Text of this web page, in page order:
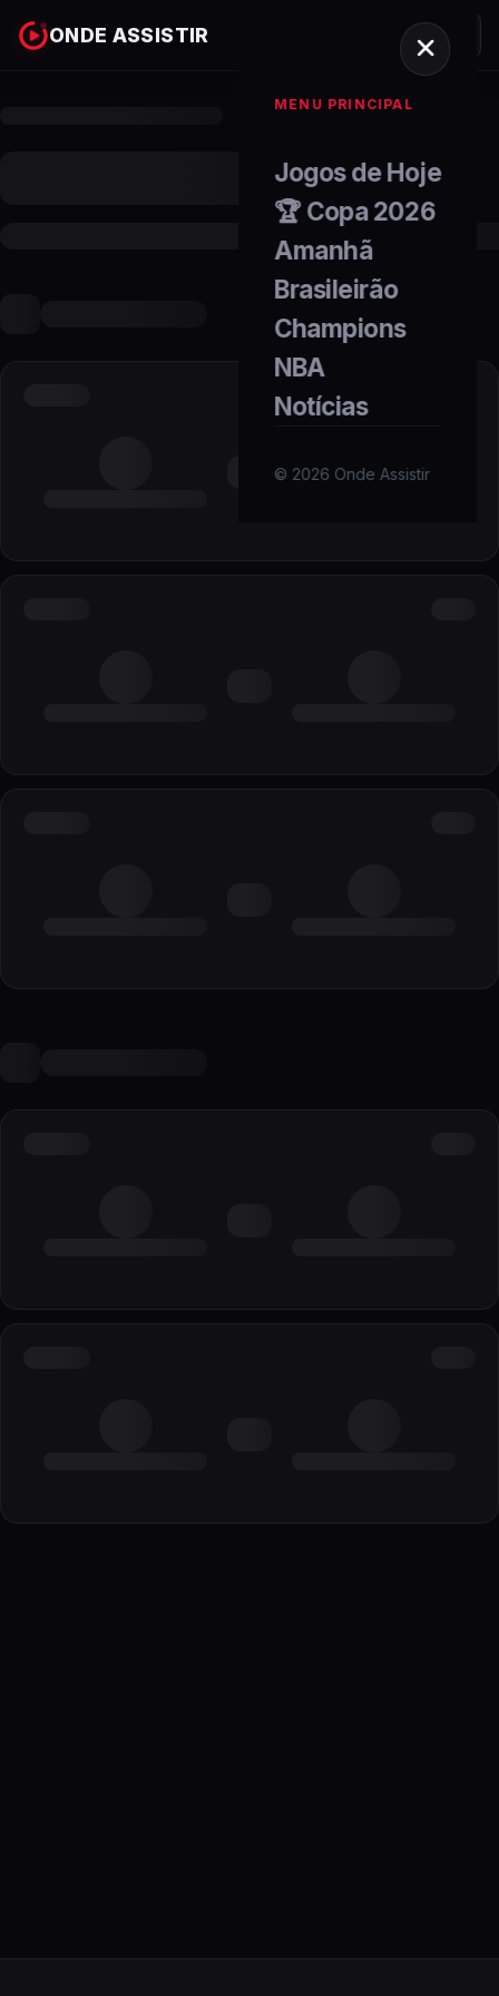
ONDE ASSISTIR
MENU PRINCIPAL
Jogos de Hoje
🏆 Copa 2026
Amanhã
Brasileirão
Champions
NBA
Notícias
© 2026 Onde Assistir